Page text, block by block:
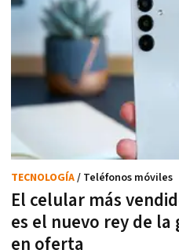
El celular más
es el nuevo rey de la
en oferta
TECNOLOGÍA/ Teléfonos móviles